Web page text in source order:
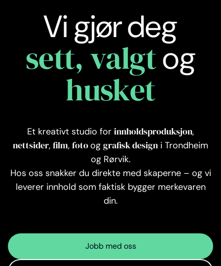
Vi gjør deg
sett, valgtog
husket
Et kreativt studio for innholdsproduksjon,
nettsider, film, fotoog grafisk design i Trondheim
og Rørvik.
Hos oss snakker du direkte med skaperne – og vi
leverer innhold som faktisk bygger merkevaren
din.
Jobb med oss